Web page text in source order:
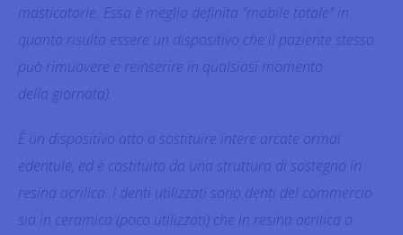
masticatorie. Essa è meglio definita "mobile totale" in
quanto risulta essere un dispositivo che il paziente stesso
può rimuovere e reinserire in qualsiasi momento
della giornata).
È un dispositivo atto a sostituire intere arcate ormai
edentule, ed è costituito da una struttura di sostegno in
resina acrilica. I denti utilizzati sono denti del commercio
sia in ceramica (poco utilizzati) che in resina acrilica o